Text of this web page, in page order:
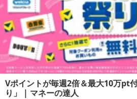
Vポイントが毎週2倍＆最大10万pt
り」 | マネーの達人